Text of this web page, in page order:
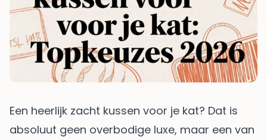
Een heerlijk zacht kussen voor je kat? Dat is
absoluut geen overbodige luxe, maar een van